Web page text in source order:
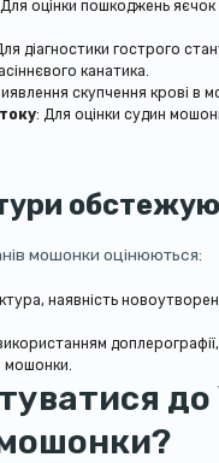
оцінки пошкоджень яєчок
діагностики гострого
канатика.
скупчення крові в
: Для оцінки судин
мошонки оцінюються:
наявність
мошонки.